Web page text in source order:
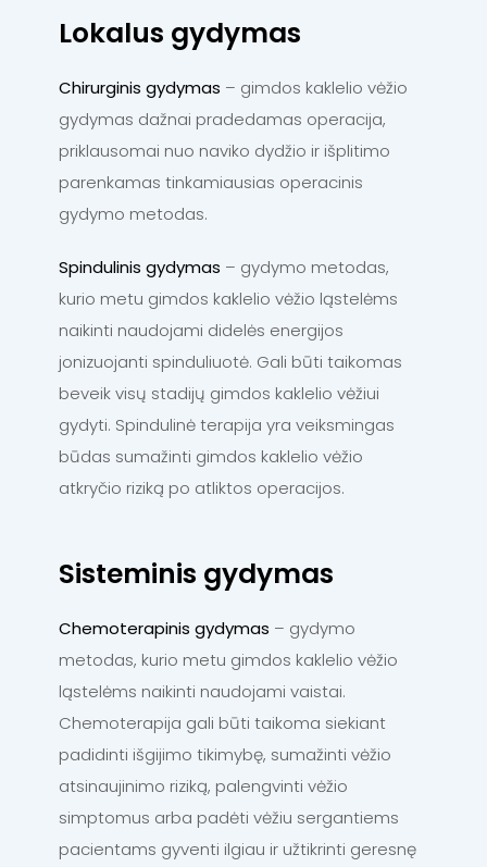
Lokalus gydymas
Chirurginis gydymas – gimdos kaklelio vėžio
gydymas dažnai pradedamas operacija,
priklausomai nuo naviko dydžio ir išplitimo
parenkamas tinkamiausias operacinis
gydymo metodas.
Spindulinis gydymas – gydymo metodas,
kurio metu gimdos kaklelio vėžio ląstelėms
naikinti naudojami didelės energijos
jonizuojanti spinduliuotė. Gali būti taikomas
beveik visų stadijų gimdos kaklelio vėžiui
gydyti. Spindulinė terapija yra veiksmingas
būdas sumažinti gimdos kaklelio vėžio
atkryčio riziką po atliktos operacijos.
Sisteminis gydymas
Chemoterapinis gydymas – gydymo
metodas, kurio metu gimdos kaklelio vėžio
ląstelėms naikinti naudojami vaistai.
Chemoterapija gali būti taikoma siekiant
padidinti išgijimo tikimybę, sumažinti vėžio
atsinaujinimo riziką, palengvinti vėžio
simptomus arba padėti vėžiu sergantiems
pacientams gyventi ilgiau ir užtikrinti geresnę